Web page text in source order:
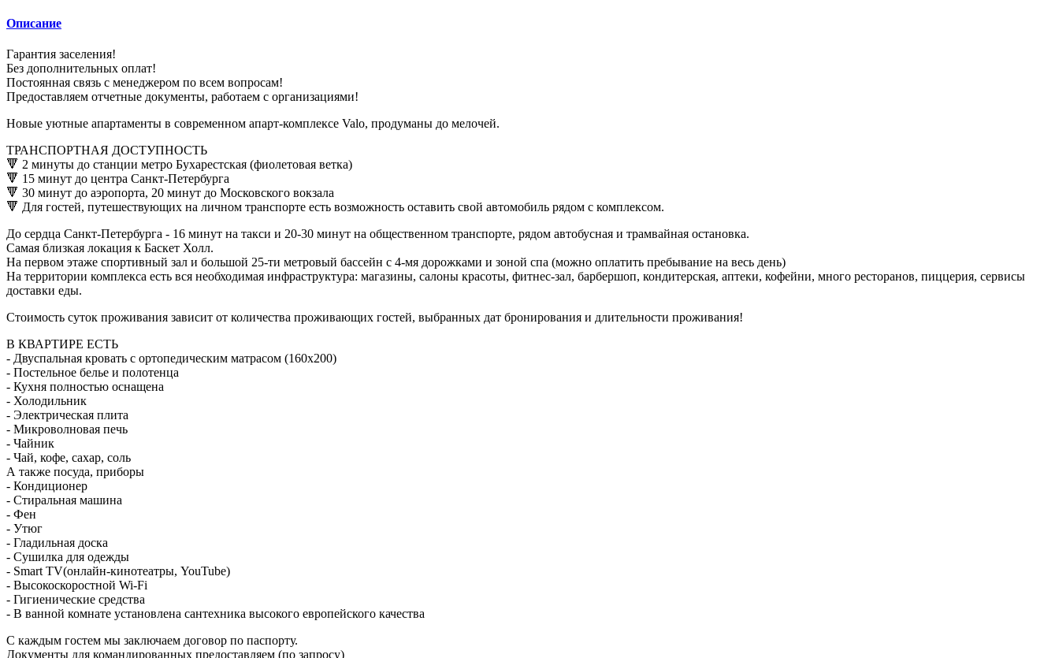
Описание
Гарантия заселения!
Без дополнительных оплат!
Постоянная связь с менеджером по всем вопросам!
Предоставляем отчетные документы, работаем с организациями!
Новые уютные апартаменты в современном апарт-комплексе Valo, продуманы до мелочей.
ТРАНСПОРТНАЯ ДОСТУПНОСТЬ
🔻 2 минуты до станции метро Бухарестская (фиолетовая ветка)
🔻 15 минут до центра Санкт-Петербурга
🔻 30 минут до аэропорта, 20 минут до Московского вокзала
🔻 Для гостей, путешествующих на личном транспорте есть возможность оставить свой автомобиль рядом с комплексом.
До сердца Санкт-Петербурга - 16 минут на такси и 20-30 минут на общественном транспорте, рядом автобусная и трамвайная остановка.
Самая близкая локация к Баскет Холл.
На первом этаже спортивный зал и большой 25-ти метровый бассейн с 4-мя дорожками и зоной спа (можно оплатить пребывание на весь день)
На территории комплекса есть вся необходимая инфраструктура: магазины, салоны красоты, фитнес-зал, барбершоп, кондитерская, аптеки, кофейни, много ресторанов, пиццерия, сервисы
доставки еды.
Стоимость суток проживания зависит от количества проживающих гостей, выбранных дат бронирования и длительности проживания!
В КВАРТИРЕ ЕСТЬ
- Двуспальная кровать с ортопедическим матрасом (160х200)
- Постельное белье и полотенца
- Кухня полностью оснащена
- Холодильник
- Электрическая плита
- Микроволновая печь
- Чайник
- Чай, кофе, сахар, соль
А также посуда, приборы
- Кондиционер
- Стиральная машина
- Фен
- Утюг
- Гладильная доска
- Сушилка для одежды
- Smart TV(онлайн-кинотеатры, YouTube)
- Высокоскоростной Wi-Fi
- Гигиенические средства
- В ванной комнате установлена сантехника высокого европейского качества
С каждым гостем мы заключаем договор по паспорту.
Документы для командированных предоставляем (по запросу)